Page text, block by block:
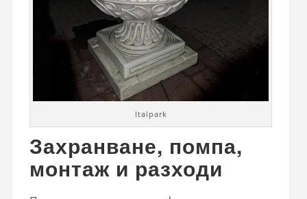
Italpark
Захранване, помпа,
монтаж и разходи